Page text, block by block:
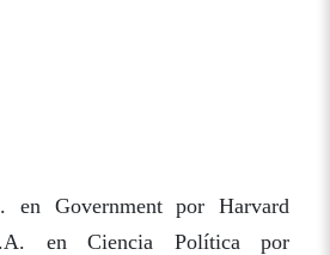
Government por Harvard
en Ciencia Política por